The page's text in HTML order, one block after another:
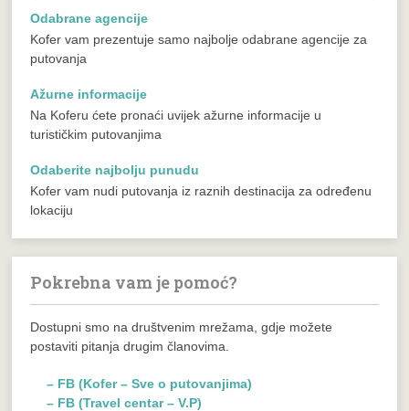
Odabrane agencije
Kofer vam prezentuje samo najbolje odabrane agencije za
putovanja
Ažurne informacije
Na Koferu ćete pronaći uvijek ažurne informacije u
turističkim putovanjima
Odaberite najbolju punudu
Kofer vam nudi putovanja iz raznih destinacija za određenu
lokaciju
Pokrebna vam je pomoć?
Dostupni smo na društvenim mrežama, gdje možete
postaviti pitanja drugim članovima.
– FB (Kofer – Sve o putovanjima)
– FB (Travel centar – V.P)